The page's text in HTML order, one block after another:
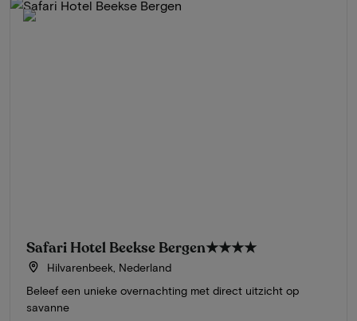
Safari Hotel Beekse Bergen★★★★
Hilvarenbeek, Nederland
Beleef een unieke overnachting met direct uitzicht op
savanne